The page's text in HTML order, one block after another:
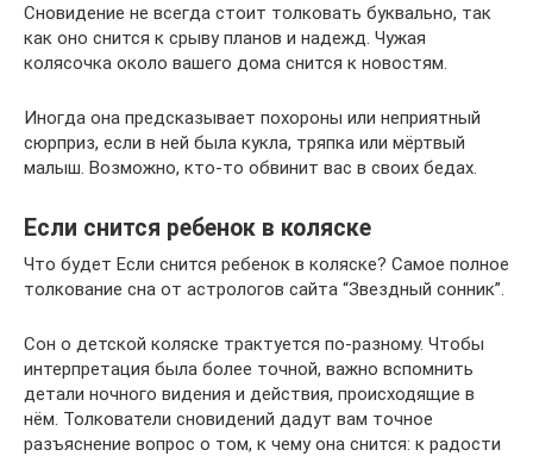
Сновидение не всегда стоит толковать буквально, так
как оно снится к срыву планов и надежд. Чужая
колясочка около вашего дома снится к новостям.
Иногда она предсказывает похороны или неприятный
сюрприз, если в ней была кукла, тряпка или мёртвый
малыш. Возможно, кто-то обвинит вас в своих бедах.
Если снится ребенок в коляске
Что будет Если снится ребенок в коляске? Самое полное
толкование сна от астрологов сайта “Звездный сонник”.
Сон о детской коляске трактуется по-разному. Чтобы
интерпретация была более точной, важно вспомнить
детали ночного видения и действия, происходящие в
нём. Толкователи сновидений дадут вам точное
разъяснение вопрос о том, к чему она снится: к радости